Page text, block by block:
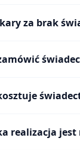
za brak
realizacja